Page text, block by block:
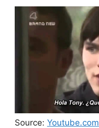
Source: Youtube.com